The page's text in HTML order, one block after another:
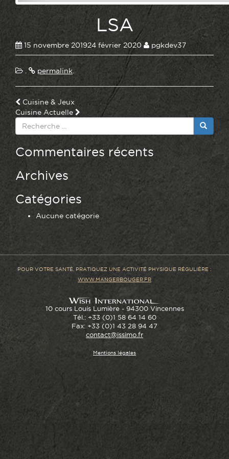
LSA
15 novembre 201924 février 2020 pgkdev37
permalink
Navigation
des
articles
Cuisine & Jeux
Cuisine Actuelle
Recherche
pour:
Commentaires récents
Archives
Catégories
Aucune catégorie
POUR VOTRE SANTÉ, PRATIQUEZ UNE ACTIVITÉ PHYSIQUE RÉGULIÈRE :
WWW.MANGERBOUGER.FR
10 cours Louis Lumière - 94300 Vincennes
Tél.: +33 (0)1 58 64 14 60
Fax: +33 (0)1 43 28 94 47
contact@issimo.fr
Mentions légales